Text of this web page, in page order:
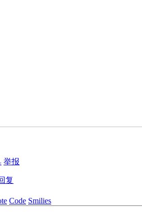
举报
Code Smilies